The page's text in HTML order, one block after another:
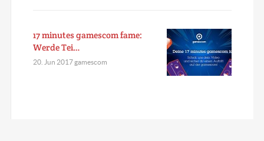
17 minutes gamescom fame:
Werde Tei…
20. Jun 2017 gamescom